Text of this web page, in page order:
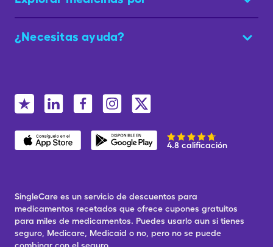
¿Necesitas ayuda?
4.8 calificación
SingleCare es un servicio de descuentos para
medicamentos recetados que ofrece cupones gratuitos
para miles de medicamentos. Puedes usarlo aun si tienes
seguro, Medicare, Medicaid o no, pero no se puede